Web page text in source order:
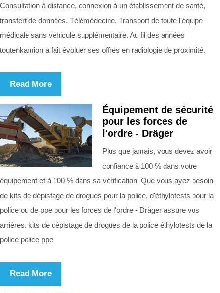
Consultation à distance, connexion à un établissement de santé,
transfert de données. Télémédecine. Transport de toute l'équipe
médicale sans véhicule supplémentaire. Au fil des années
toutenkamion a fait évoluer ses offres en radiologie de proximité.
Read More
Équipement de sécurité
pour les forces de
l'ordre - Dräger
Plus que jamais, vous devez avoir
confiance à 100 % dans votre
équipement et à 100 % dans sa vérification. Que vous ayez besoin
de kits de dépistage de drogues pour la police, d'éthylotests pour la
police ou de ppe pour les forces de l'ordre - Dräger assure vos
arrières. kits de dépistage de drogues de la police éthylotests de la
police police ppe
Read More